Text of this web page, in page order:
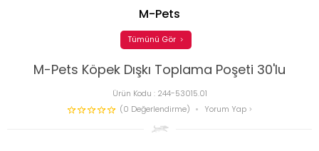
M-Pets Köpek Dışkı Toplama Poşeti 30'lu
Ürün Kodu : 244-53015.01
(0 Değerlendirme)
Yorum Yap
M-Pets
Tümünü Gör